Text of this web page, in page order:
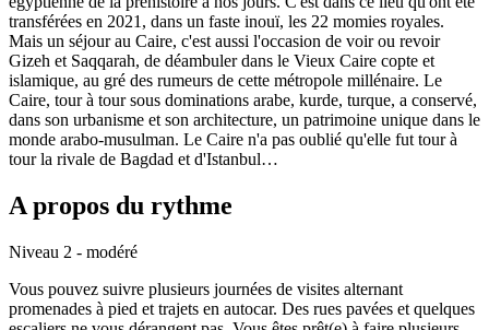
transférées en 2021, dans un faste inouï, les 22 momies royales.
Mais un séjour au Caire, c'est aussi l'occasion de voir ou revoir
Gizeh et Saqqarah, de déambuler dans le Vieux Caire copte et
islamique, au gré des rumeurs de cette métropole millénaire. Le
Caire, tour à tour sous dominations arabe, kurde, turque, a conservé,
dans son urbanisme et son architecture, un patrimoine unique dans le
monde arabo-musulman. Le Caire n'a pas oublié qu'elle fut tour à
tour la rivale de Bagdad et d'Istanbul…
A propos du rythme
Niveau 2 - modéré
Vous pouvez suivre plusieurs journées de visites alternant
promenades à pied et trajets en autocar. Des rues pavées et quelques